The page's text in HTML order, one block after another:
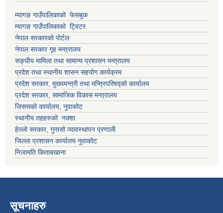
म्यागङ गाउँपालिकाको फेसबुक
म्यागङ गाउँपालिकाको ट्विटर
नेपाल सरकारको पोर्टल
नेपाल सरकार गृह मन्त्रालय
सङ्घीय मामिला तथा सामान्य प्रशासन मन्त्रालय
प्रदेश तथा स्थानीय शासन सहयोग कार्यक्रम
प्रदेश सरकार, मुख्यमन्त्री तथा मन्त्रिपरिषद्को कार्यालय
प्रदेश सरकार, सामाजिक विकास मन्त्रालय
जिससको कार्यालय, नुवाकोट
स्थानीय तहहरुको नक्शा
हेल्लो सरकार, गुनासो व्यावस्थापन प्रणाली
जिल्ला प्रशासन कार्यालय नुवाकोट
निजामति किताबखाना
सूचनाहरु